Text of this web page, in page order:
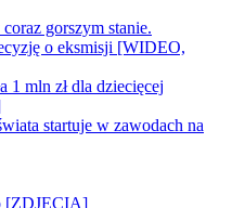
gorszym stanie.
o eksmisji [WIDEO,
1 mln zł dla dziecięcej
startuje w zawodach na
[ZDJĘCIA]